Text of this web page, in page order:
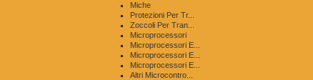
Miche
Protezioni Per Tr...
Zoccoli Per Tran...
Microprocessori
Microprocessori E...
Microprocessori E...
Microprocessori E...
Altri Microcontro...